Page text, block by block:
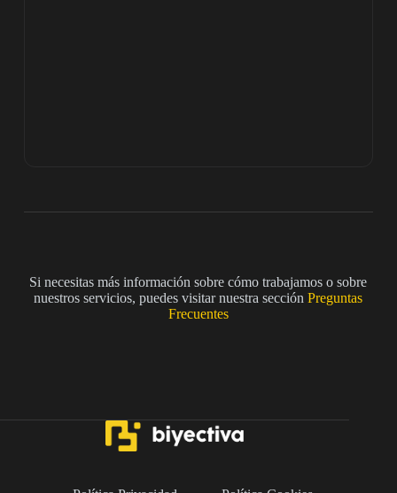
Si necesitas más información sobre cómo trabajamos o sobre
nuestros servicios, puedes visitar nuestra secciónPreguntas
Frecuentes